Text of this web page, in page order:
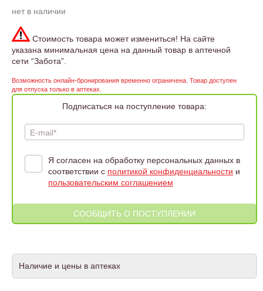
нет в наличии
Стоимость товара может измениться! На сайте
указана минимальная цена на данный товар в аптечной
сети “Забота”.
Возможность онлайн-бронирования временно ограничена. Товар доступен
для отпуска только в аптеках.
Подписаться на поступление товара:
E-mail*
Я согласен на обработку персональных данных в
соответствии с политикой конфиденциальности и
пользовательским соглашением
Наличие и цены в аптеках